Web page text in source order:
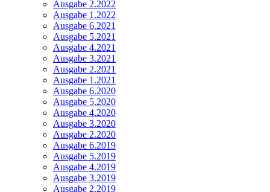
Ausgabe 2.2022
Ausgabe 1.2022
Ausgabe 6.2021
Ausgabe 5.2021
Ausgabe 4.2021
Ausgabe 3.2021
Ausgabe 2.2021
Ausgabe 1.2021
Ausgabe 6.2020
Ausgabe 5.2020
Ausgabe 4.2020
Ausgabe 3.2020
Ausgabe 2.2020
Ausgabe 6.2019
Ausgabe 5.2019
Ausgabe 4.2019
Ausgabe 3.2019
Ausgabe 2.2019